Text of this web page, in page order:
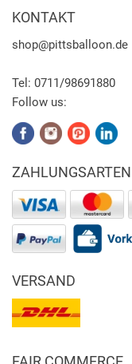
KONTAKT
shop@pittsballoon.de
Tel: 0711/98691880
Follow us:
ZAHLUNGSARTEN
VERSAND